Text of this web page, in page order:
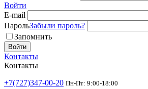
Войти
E-mail
ПарольЗабыли пароль?
Запомнить
Войти
Контакты
Контакты
+7(727)347-00-20 Пн-Пт: 9:00-18:00